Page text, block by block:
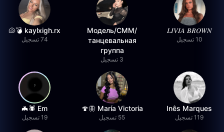
𝐿𝐼𝑉𝐼𝐴 𝐵𝑅𝑂𝑊𝑁
10 تسجيل
Модель/СММ/
танцевальная
группа
3 تسجيل
kaylxigh.rx 💣🐚
74 تسجيل
Inês Marques
119 تسجيل
María Victoria 🦋🍄
55 تسجيل
Em 🕷️🦇
19 تسجيل